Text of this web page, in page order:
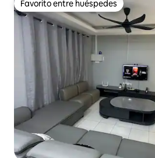
Favorito entre huéspedes
Favorito entre huéspedes